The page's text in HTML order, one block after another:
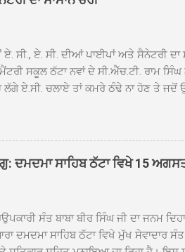
ਠੱਟਾ ਦੇ ਮੁੱਖ ਸੇਵਾਦਾਰ ਸੰਤ ਬਾਬਾ ਹਰਜੀਤ ਸਿੰਘ
ਸੀ., ਏ. ਸੀ. ਦੀਆਂ ਪਾਈਪਾਂ ਅਤੇ ਸੈਨੇਟਰੀ ਦਾ
ਸਕੂਲ ਠੱਟਾ ਨਵਾਂ ਦੇ ਸੀ.ਐੱਚ.ਟੀ. ਰਾਮ
ਏ.ਸੀ. ਚਲਾਏ ਤਾਂ ਕਮਰੇ ਠੰਢੇ ਨਾ ਹੋਣ ਤੇ ਜਦੋਂ
ਦੌਰਾਨ ਵੀ ਸਕੂਲ ਗੇੜਾ ਮਾਰਦੇ ਸਨ ਅਤੇ 20
ਇਸ ਮੌਕੇ ਸਕੂਲ ਸਟਾਫ ਮੈਂਬਰਾਂ ਅੰਜੂ ਬਾਲਾ,
ਸਾਲ ਤਿੰਨ ਏ. ਸੀ. ਲਾਉਣ ਦੀ ਸੇਵਾ
ਸੀ। ਉਨ੍ਹਾਂ ਦੱਸਿਆ ਕਿ ਏਸੀ ਚੋਰੀ ਹੋਣ ਨਾਲ
ਗੁ: ਦਮਦਮਾ ਸਾਹਿਬ ਠੱਟਾ ਵਿਖੇ 15
ਸੰਤ ਬਾਬਾ ਬੀਰ ਸਿੰਘ ਜੀ ਦਾ ਜਨਮ
ਦਮਦਮਾ ਸਾਹਿਬ ਠੱਟਾ ਵਿਖੇ ਮੁੱਖ ਸੇਵਾਦਾਰ